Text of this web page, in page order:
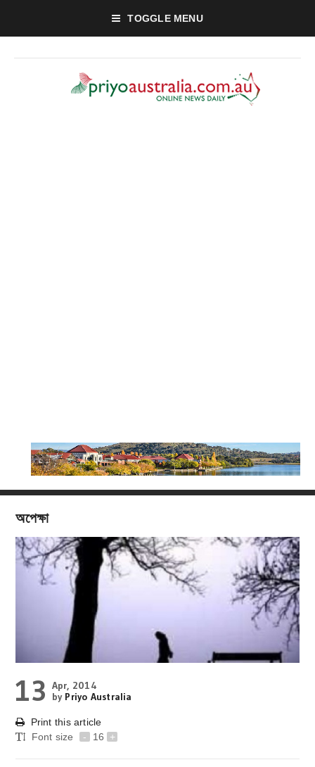
TOGGLE MENU
অপেক্ষা
13 Apr, 2014
by Priyo Australia
Print this article
Font size
- 16 +